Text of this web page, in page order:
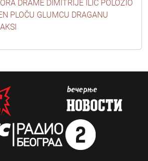
DRAME DIMITRIJE ILIĆ POLOŽIO
PLOČU GLUMCU DRAGANU